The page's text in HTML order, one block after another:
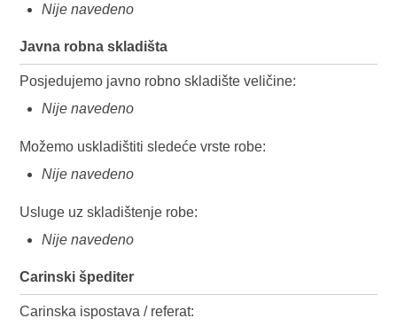
Nije navedeno
Javna robna skladišta
Posjedujemo javno robno skladište veličine:
Nije navedeno
Možemo uskladištiti sledeće vrste robe:
Nije navedeno
Usluge uz skladištenje robe:
Nije navedeno
Carinski špediter
Carinska ispostava / referat: